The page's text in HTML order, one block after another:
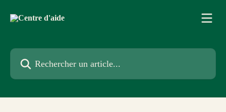
Rechercher un article...